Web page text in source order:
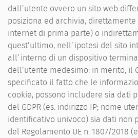
dall’utente ovvero un sito web
posiziona ed archivia,
internet di prima parte) o
quest’ultimo, nell’ipotesi del sito
all’interno di un dispositivo
dell’utente medesimo: in merito, il
specificato il fatto che le
cookie, possono includere sia dati
del GDPR (es. indirizzo IP; nome
identificativo univoco) sia dati non
del Regolamento UE n. 1807/2018